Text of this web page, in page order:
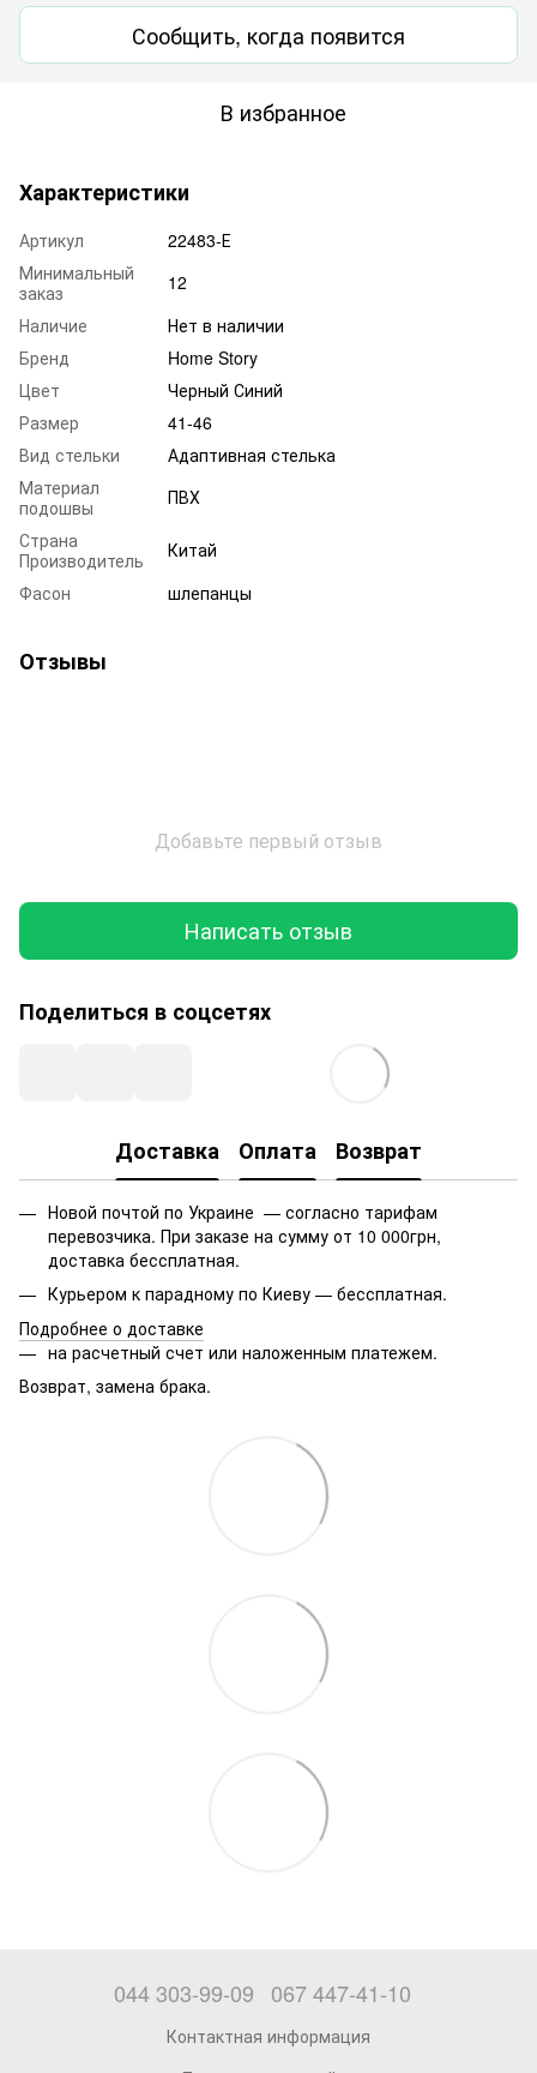
Сообщить, когда появится
В избранное
Характеристики
Артикул
22483-Е
Минимальный
заказ
12
Наличие
Нет в наличии
Бренд
Home Story
Цвет
Черный Синий
Размер
41-46
Вид стельки
Адаптивная стелька
Материал
подошвы
ПВХ
Страна
Производитель
Китай
Фасон
шлепанцы
Отзывы
Добавьте первый отзыв
Написать отзыв
Поделиться в соцсетях
Доставка Оплата Возврат
Новой почтой по Украине — согласно тарифам
перевозчика. При заказе на сумму от 10 000грн,
доставка бессплатная.
Курьером к парадному по Киеву — бессплатная.
Подробнее о доставке
на расчетный счет или наложенным платежем.
Возврат, замена брака.
044 303-99-09 067 447-41-10
Контактная информация